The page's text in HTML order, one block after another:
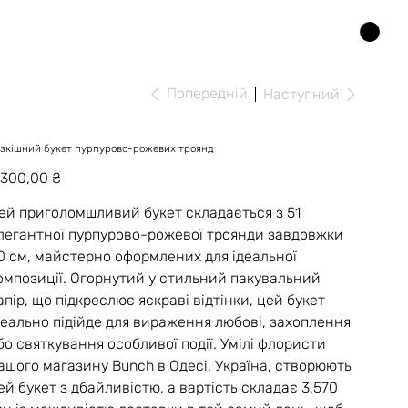
Попередній Наступний
букет пурпурово-рожевих троянд
₴
приголомшливий букет складається з 51
пурпурово-рожевої троянди завдовжки
см, майстерно оформлених для ідеальної
Огорнутий у стильний пакувальний
що підкреслює яскраві відтінки, цей букет
підійде для вираження любові, захоплення
святкування особливої події. Умілі флористи
магазину Bunch в Одесі, Україна, створюють
букет з дбайливістю, а вартість складає 3,570